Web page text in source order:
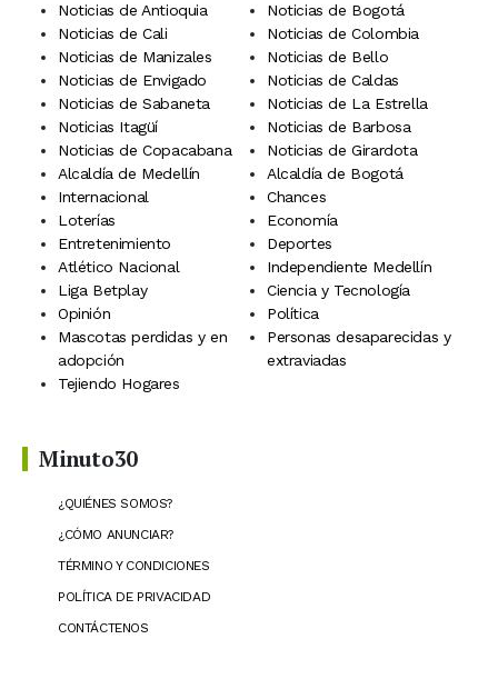
Noticias de Antioquia
Noticias de Bogotá
Noticias de Cali
Noticias de Colombia
Noticias de Manizales
Noticias de Bello
Noticias de Envigado
Noticias de Caldas
Noticias de Sabaneta
Noticias de La Estrella
Noticias Itagüí
Noticias de Barbosa
Noticias de Copacabana
Noticias de Girardota
Alcaldía de Medellín
Alcaldía de Bogotá
Internacional
Chances
Loterías
Economía
Entretenimiento
Deportes
Atlético Nacional
Independiente Medellín
Liga Betplay
Ciencia y Tecnología
Opinión
Política
Mascotas perdidas y en
adopción
Personas desaparecidas y
extraviadas
Tejiendo Hogares
Minuto30
¿QUIÉNES SOMOS?
¿CÓMO ANUNCIAR?
TÉRMINO Y CONDICIONES
POLÍTICA DE PRIVACIDAD
CONTÁCTENOS